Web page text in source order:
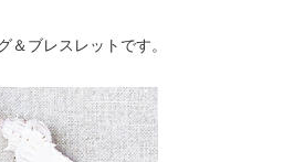
＆ブレスレットです。